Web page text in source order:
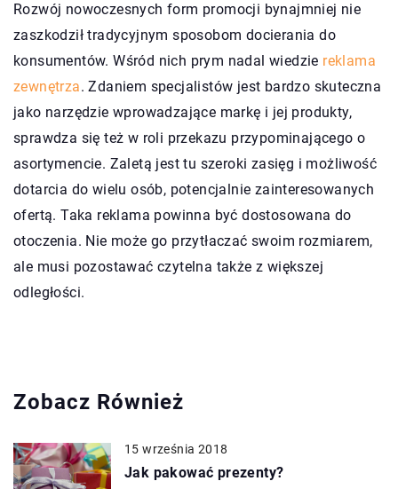
Rozwój nowoczesnych form promocji bynajmniej nie
zaszkodził tradycyjnym sposobom docierania do
konsumentów. Wśród nich prym nadal wiedzie reklama
zewnętrza. Zdaniem specjalistów jest bardzo skuteczna
jako narzędzie wprowadzające markę i jej produkty,
sprawdza się też w roli przekazu przypominającego o
asortymencie. Zaletą jest tu szeroki zasięg i możliwość
dotarcia do wielu osób, potencjalnie zainteresowanych
ofertą. Taka reklama powinna być dostosowana do
otoczenia. Nie może go przytłaczać swoim rozmiarem,
ale musi pozostawać czytelna także z większej
odległości.
Zobacz Również
15 września 2018
Jak pakować prezenty?